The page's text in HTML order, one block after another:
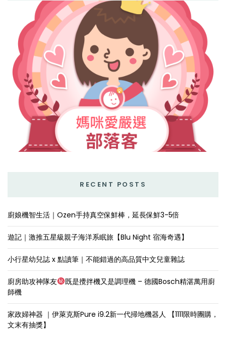
RECENT POSTS
廚娘機智生活｜Ozen手持真空保鮮棒，延長保鮮3-5倍
遊記｜激推五星級親子海洋系眠旅【Blu Night 宿海奇遇】
小行星幼兒誌 x 點讀筆｜不能錯過的高品質中文兒童雜誌
廚房助攻神隊友
既是攪拌機又是調理機 – 德國Bosch精湛萬用廚
師機
家政婦神器 ｜伊萊克斯Pure i9.2新一代掃地機器人 【1111限時團購，
文末有抽獎】